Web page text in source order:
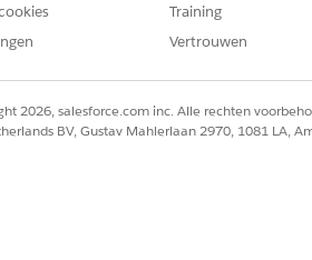
Training
Vertrouwen
2026, salesforce.com inc. Alle rechten
BV, Gustav Mahlerlaan 2970, 1081 LA,